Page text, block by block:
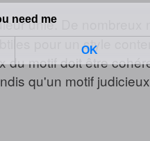
unie. De nombreux
pour un style
motif doit être
qu'un motif